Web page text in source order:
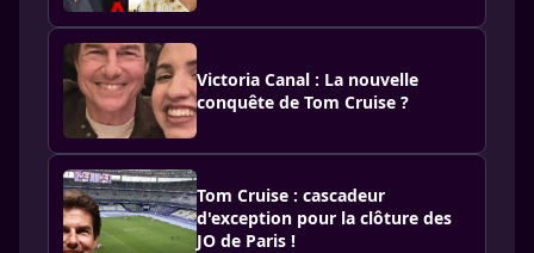
Victoria Canal : La nouvelle
conquête de Tom Cruise ?
Tom Cruise : cascadeur
d'exception pour la clôture des
JO de Paris !